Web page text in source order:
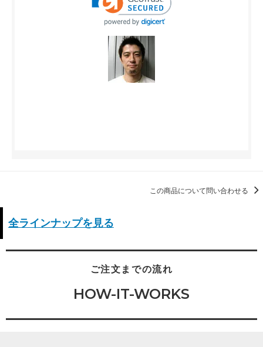
この商品について問い合わせる
全ラインナップを見る
ご注文までの流れ
HOW-IT-WORKS